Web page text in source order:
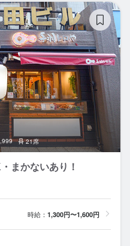
21席
まかないあり！
時給： 1,300円〜1,600円